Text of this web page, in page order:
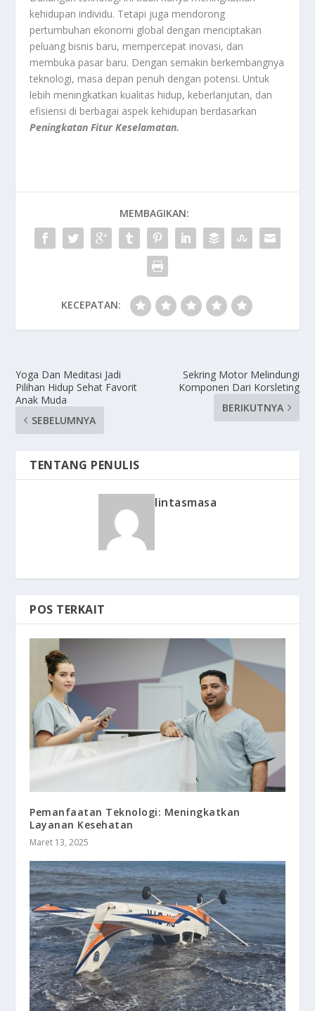
kehidupan individu. Tetapi juga mendorong
pertumbuhan ekonomi global dengan menciptakan
peluang bisnis baru, mempercepat inovasi, dan
membuka pasar baru. Dengan semakin berkembangnya
teknologi, masa depan penuh dengan potensi. Untuk
lebih meningkatkan kualitas hidup, keberlanjutan, dan
efisiensi di berbagai aspek kehidupan berdasarkan
Peningkatan Fitur Keselamatan.
MEMBAGIKAN:
KECEPATAN:
Yoga Dan Meditasi Jadi
Pilihan Hidup Sehat Favorit
Anak Muda
SEBELUMNYA
Sekring Motor Melindungi
Komponen Dari Korsleting
BERIKUTNYA
TENTANG PENULIS
lintasmasa
POS TERKAIT
Pemanfaatan Teknologi: Meningkatkan
Layanan Kesehatan
Maret 13, 2025